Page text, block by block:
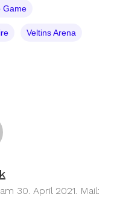
Game
Veltins Arena
30. April 2021. Mail: